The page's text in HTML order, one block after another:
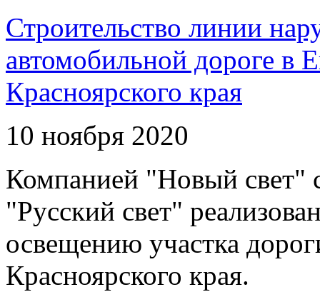
Строительство линии
автомобильной дороге в
Красноярского края
10 ноября 2020
Компанией "Новый свет"
"Русский свет"
освещению участка
Красноярского края.